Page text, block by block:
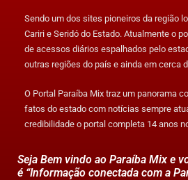
Sendo um dos sites pioneiros da região
Cariri e Seridó do Estado. Atualmente o
de acessos diários espalhados pelo
outras regiões do país e ainda em cerca
O Portal Paraíba Mix traz um panorama
fatos do estado com notícias sempre
credibilidade o portal completa 14 anos
Seja Bem vindo ao Paraíba Mix e
é “Informação conectada com a